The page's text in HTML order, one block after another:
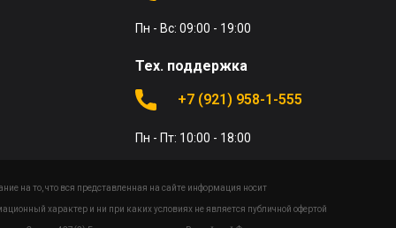
Пн - Вс: 09:00 - 19:00
Тех. поддержка
+7 (921) 958-1-555
Пн - Пт: 10:00 - 18:00
на то, что вся представленная на сайте информация носит
характер и ни при каких условиях не является публичной офертой